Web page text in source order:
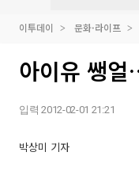
이투데이 문화·라이프
아이유 쌩
입력 2012-02-01 21:21
박상미 기자